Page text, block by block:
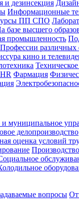
и дезинсекция
Информационные
ПП СПО
базе высшего
промышленность
Профессии различных
кино и
Фармация
и муниципальное
делопроизводство
оценка условий
вопросы